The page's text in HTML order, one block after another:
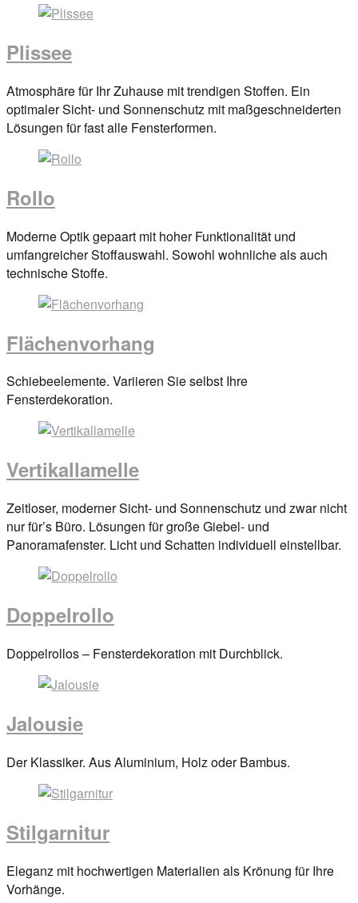
Plissee
Posted
on
29.
By
Atmosphäre für Ihr Zuhause mit trendigen Stoffen. Ein
optimaler Sicht- und Sonnenschutz mit maßgeschneiderten
Lösungen für fast alle Fensterformen.
Rollo
Posted
on
29.
By
Moderne Optik gepaart mit hoher Funktionalität und
umfangreicher Stoffauswahl. Sowohl wohnliche als auch
technische Stoffe.
Flächenvorhang
Posted
on
anova
Schiebeelemente. Variieren Sie selbst Ihre
Fensterdekoration.
Vertikallamelle
Posted
on
29.
By
Zeitloser, moderner Sicht- und Sonnenschutz und zwar nicht
nur für’s Büro. Lösungen für große Giebel- und
Panoramafenster. Licht und Schatten individuell einstellbar.
Doppelrollo
Posted
2017By
Doppelrollos – Fensterdekoration mit Durchblick.
Jalousie
Posted
2017 By
Der Klassiker. Aus Aluminium, Holz oder Bambus.
Stilgarnitur
Posted
on
Eleganz mit hochwertigen Materialien als Krönung für Ihre
Vorhänge.